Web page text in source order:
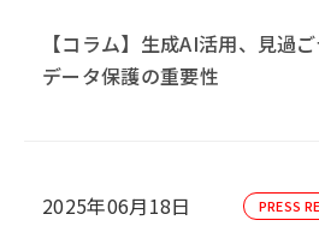
【コラム】生成AI活用、見過
データ保護の重要性
2025年06月18日 PRESS